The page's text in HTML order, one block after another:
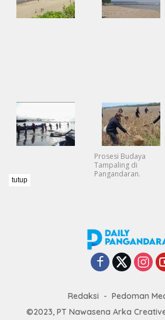
Prosesi Budaya
Tampaling di
Pangandaran.
Redaksi
Pedoman
©2023, PT Nawasena Arka
tutup